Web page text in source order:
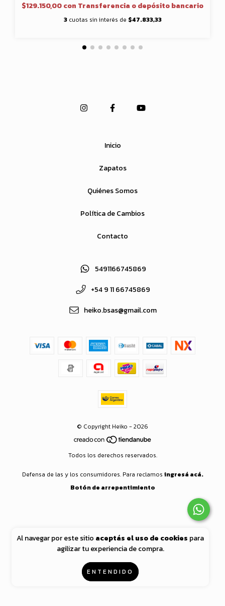
Al navegar por este sitio aceptás el uso de cookies para
agilizar tu experiencia de compra.
ENTENDIDO
$129.150,00con Transferencia o depósito bancario
3 cuotas sin interés de $47.833,33
Inicio
Zapatos
Quiénes Somos
Política de Cambios
Contacto
5491166745869
+54 9 11 66745869
heiko.bsas@gmail.com
© Copyright Heiko - 2026
Todos los derechos reservados.
Defensa de las y los consumidores. Para reclamos ingresá acá.
Botón de arrepentimiento